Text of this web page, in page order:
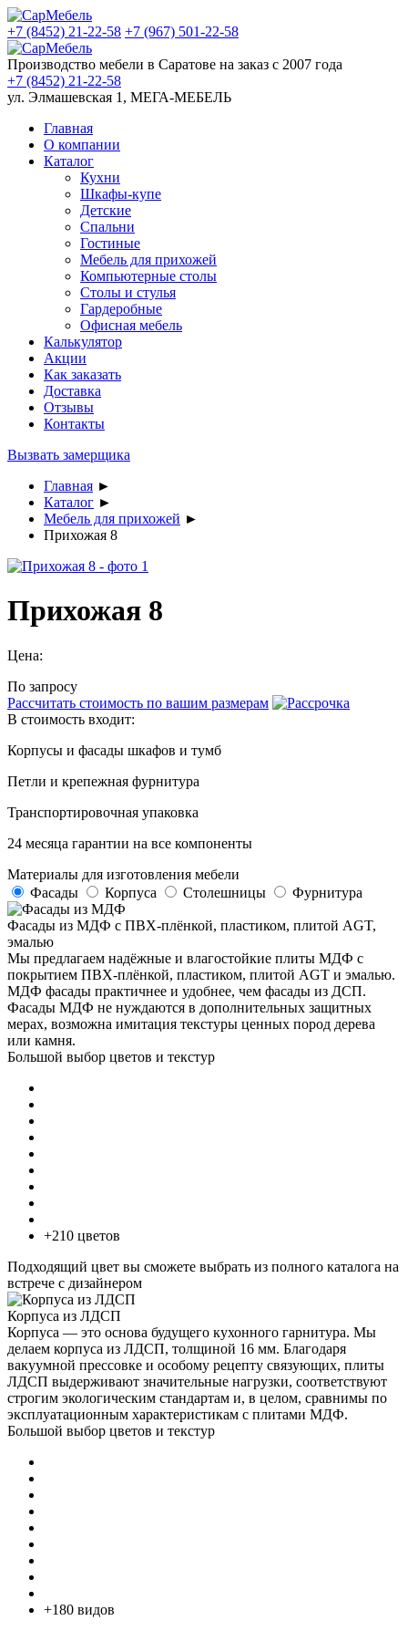
+7 (8452) 21-22-58 +7 (967) 501-22-58
Производство мебели в Саратове на заказ с 2007 года
+7 (8452) 21-22-58
ул. Элмашевская 1, МЕГА-МЕБЕЛЬ
Главная
О компании
Каталог
Кухни
Шкафы-купе
Детские
Спальни
Гостиные
Мебель для прихожей
Компьютерные столы
Столы и стулья
Гардеробные
Офисная мебель
Калькулятор
Акции
Как заказать
Доставка
Отзывы
Контакты
Вызвать замерщика
Главная ►
Каталог ►
Мебель для прихожей ►
Прихожая 8
Прихожая 8
Цена:
По запросу
Рассчитать стоимость по вашим размерам
В стоимость входит:
Корпусы и фасады шкафов и тумб
Петли и крепежная фурнитура
Транспортировочная упаковка
24 месяца гарантии на все компоненты
Материалы для изготовления мебели
Фасады
Корпуса Столешницы Фурнитура
Фасады из МДФ с ПВХ-плёнкой, пластиком, плитой AGT,
эмалью
Мы предлагаем надёжные и влагостойкие плиты МДФ с
покрытием ПВХ-плёнкой, пластиком, плитой AGT и эмалью.
МДФ фасады практичнее и удобнее, чем фасады из ДСП.
Фасады МДФ не нуждаются в дополнительных защитных
мерах, возможна имитация текстуры ценных пород дерева
или камня.
Большой выбор цветов и текстур
+210 цветов
Подходящий цвет вы сможете выбрать из полного каталога на
встрече с дизайнером
Корпуса из ЛДСП
Корпуса — это основа будущего кухонного гарнитура. Мы
делаем корпуса из ЛДСП, толщиной 16 мм. Благодаря
вакуумной прессовке и особому рецепту связующих, плиты
ЛДСП выдерживают значительные нагрузки, соответствуют
строгим экологическим стандартам и, в целом, сравнимы по
эксплуатационным характеристикам с плитами МДФ.
Большой выбор цветов и текстур
+180 видов